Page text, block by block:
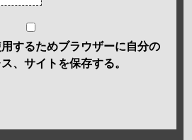
するためブラウザーに自分の
、サイトを保存する。